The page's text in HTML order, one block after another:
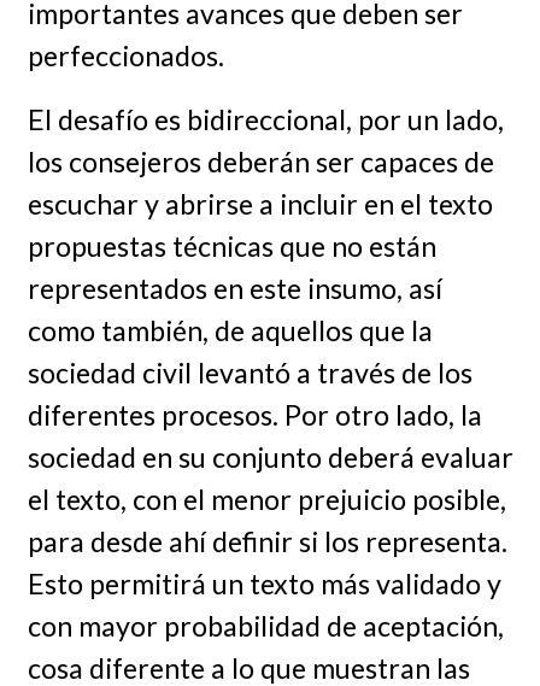
importantes avances que deben ser
perfeccionados.
El desafío es bidireccional, por un lado,
los consejeros deberán ser capaces de
escuchar y abrirse a incluir en el texto
propuestas técnicas que no están
representados en este insumo, así
como también, de aquellos que la
sociedad civil levantó a través de los
diferentes procesos. Por otro lado, la
sociedad en su conjunto deberá evaluar
el texto, con el menor prejuicio posible,
para desde ahí definir si los representa.
Esto permitirá un texto más validado y
con mayor probabilidad de aceptación,
cosa diferente a lo que muestran las